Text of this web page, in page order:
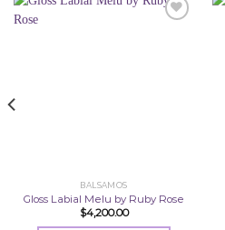
BALSAMOS
Gloss Labial Melu by Ruby Rose
$4,200.00